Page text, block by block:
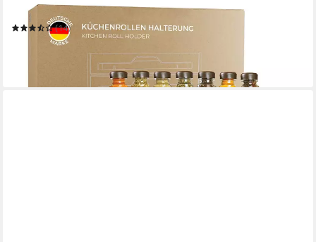
Küchenrollenhalter simple Montage ohne Bohren
(14)
UVP 40,99 €
in 2-3 Werktagen bei dir